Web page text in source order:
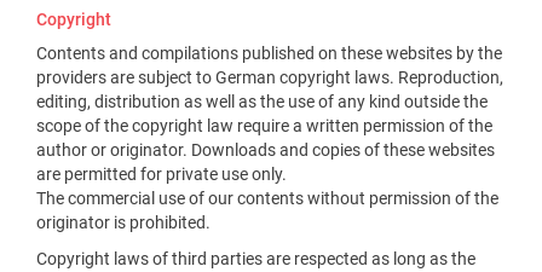
Copyright
Contents and compilations published on these websites by the
providers are subject to German copyright laws. Reproduction,
editing, distribution as well as the use of any kind outside the
scope of the copyright law require a written permission of the
author or originator. Downloads and copies of these websites
are permitted for private use only.
The commercial use of our contents without permission of the
originator is prohibited.
Copyright laws of third parties are respected as long as the